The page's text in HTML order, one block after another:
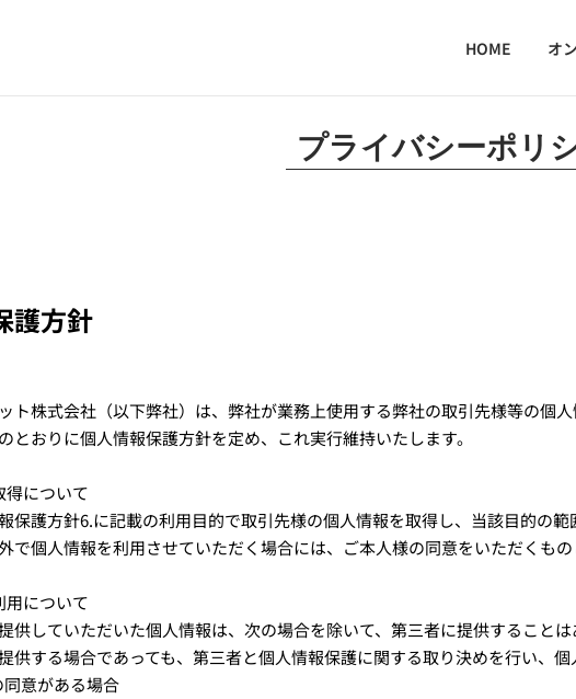
HOME オ
プライバシーポリ
護方針
ト株式会社（以下弊社）は、弊社が業務上使用する弊社の取引先様等の個
とおりに個人情報保護方針を定め、これ実行維持いたします。
得について
保護方針6.に記載の利用目的で取引先様の個人情報を取得し、当該目的の範
で個人情報を利用させていただく場合には、ご本人様の同意をいただくも
用について
供していただいた個人情報は、次の場合を除いて、第三者に提供することは
供する場合であっても、第三者と個人情報保護に関する取り決めを行い、個
意がある場合